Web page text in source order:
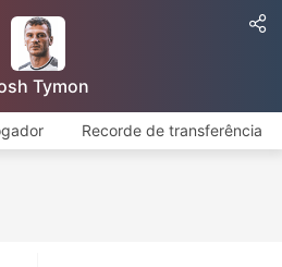
Tymon
Recorde de transferência